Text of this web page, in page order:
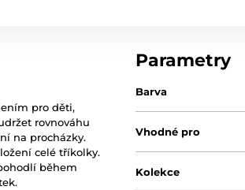
pro děti,
rovnováhu
na procházky.
celé tříkolky.
během
Parametry
Barva
Vhodné pro
Kolekce